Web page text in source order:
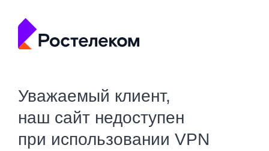
Уважаемый клиент,
наш сайт недоступен
при использовании VPN